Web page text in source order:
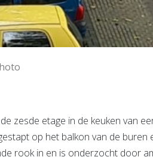
zesde etage in de keuken van
op het balkon van de buren
rook in en is onderzocht door